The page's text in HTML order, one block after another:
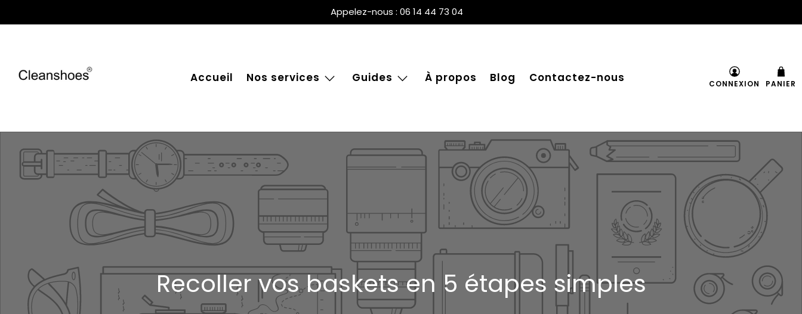
Appelez-nous : 06 14 44 73 04
Accueil Nos services Guides À propos Blog Contactez-nous CONNEXION PANIER
Recoller vos baskets en 5 étapes simples